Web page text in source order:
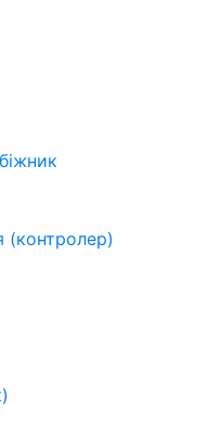
(контролер)